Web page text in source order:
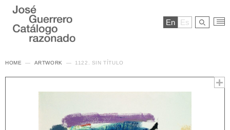
En Es
HOME ARTWORK 1122. SIN TÍTULO